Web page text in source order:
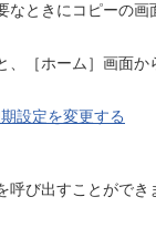
ときにコピーの画
［ホーム］画面か
設定を変更する
び出すことができ